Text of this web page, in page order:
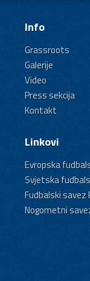
Info
Grassroots
Galerije
Video
Press sekcija
Kontakt
Linkovi
Evropska
Svjetska
Fudbalski savez
Nogometni